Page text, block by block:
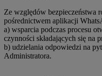
Ze względów bezpieczeństwa
pośrednictwem aplikacji
a) wsparcia podczas procesu
czynności składających się na
b) udzielania odpowiedzi na
Administratora.